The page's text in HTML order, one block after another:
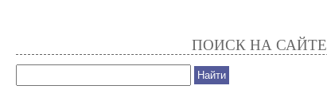
ПОИСК НА САЙТЕ